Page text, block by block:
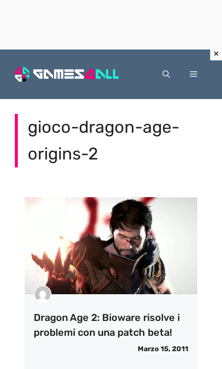
Menu
gioco-dragon-age-
origins-2
Dragon Age 2: Bioware risolve i
problemi con una patch beta!
Marzo 15, 2011